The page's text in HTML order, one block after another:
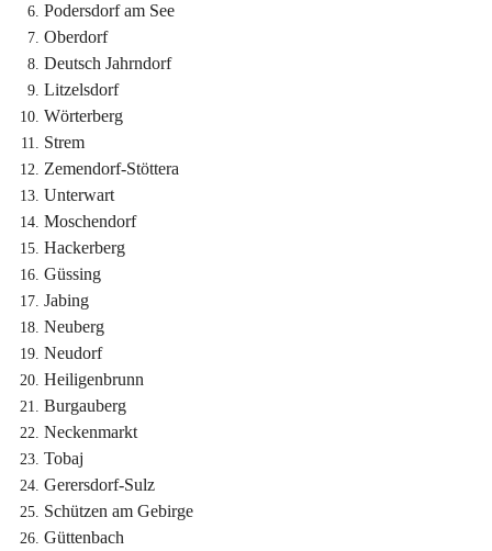
Podersdorf am See
Oberdorf
Deutsch Jahrndorf
Litzelsdorf
Wörterberg
Strem
Zemendorf-Stöttera
Unterwart
Moschendorf
Hackerberg
Güssing
Jabing
Neuberg
Neudorf
Heiligenbrunn
Burgauberg
Neckenmarkt
Tobaj
Gerersdorf-Sulz
Schützen am Gebirge
Güttenbach